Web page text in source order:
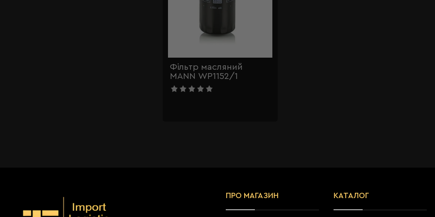
Фільтр масляний
MANN WP1152/1
ПРО МАГАЗИН КАТАЛОГ